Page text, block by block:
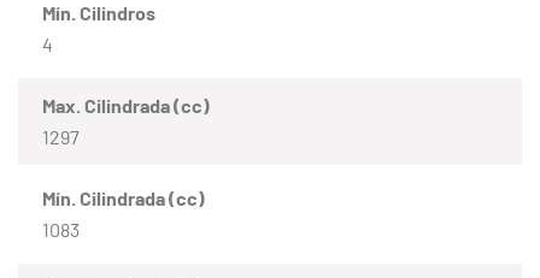
Mín. Cilindros
4
Max. Cilindrada (cc)
1297
Mín. Cilindrada (cc)
1083